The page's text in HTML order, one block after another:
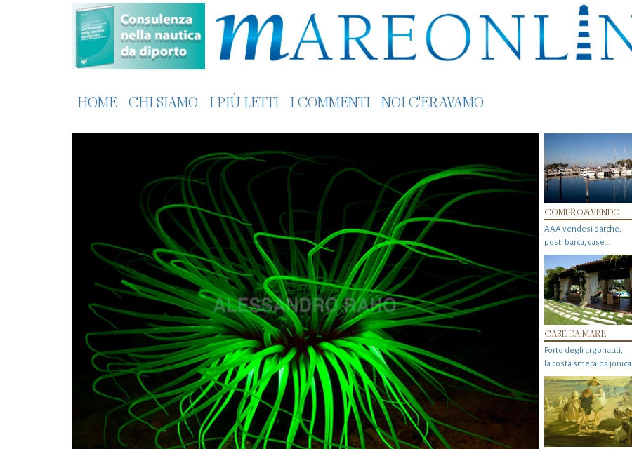
HOME CHI SIAMO I PIÙ LETTI I COMMENTI NOI C'ERAVAMO
COMPRO&VENDO
AAA vendesi barche,
posti barca, case…
CASE DA MARE
Porto degli argonauti,
la costa smeralda jonica